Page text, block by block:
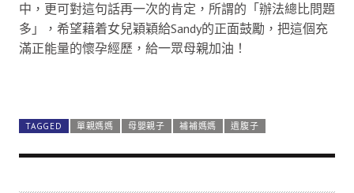
中，更可對這句話再一次的肯定，所謂的「辦法總比問題
多」，希望藉着女兒穎穎給Sandy的正面鼓勵，把這個充
滿正能量的懷孕經歷，給一眾母親加油！
相關文章
TAGGED 單親媽媽 母嬰親子 補補媽媽 遺腹子